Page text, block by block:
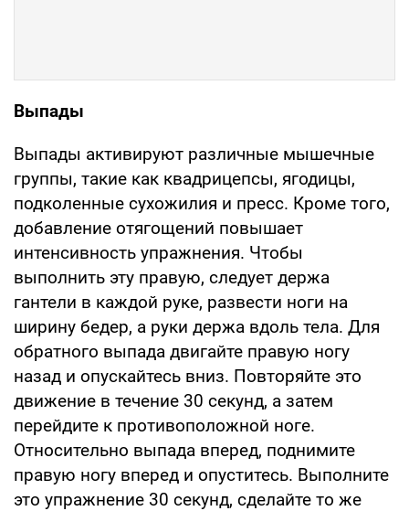
Выпады
Выпады активируют различные мышечные
группы, такие как квадрицепсы, ягодицы,
подколенные сухожилия и пресс. Кроме того,
добавление отягощений повышает
интенсивность упражнения. Чтобы
выполнить эту правую, следует держа
гантели в каждой руке, развести ноги на
ширину бедер, а руки держа вдоль тела. Для
обратного выпада двигайте правую ногу
назад и опускайтесь вниз. Повторяйте это
движение в течение 30 секунд, а затем
перейдите к противоположной ноге.
Относительно выпада вперед, поднимите
правую ногу вперед и опуститесь. Выполните
это упражнение 30 секунд, сделайте то же